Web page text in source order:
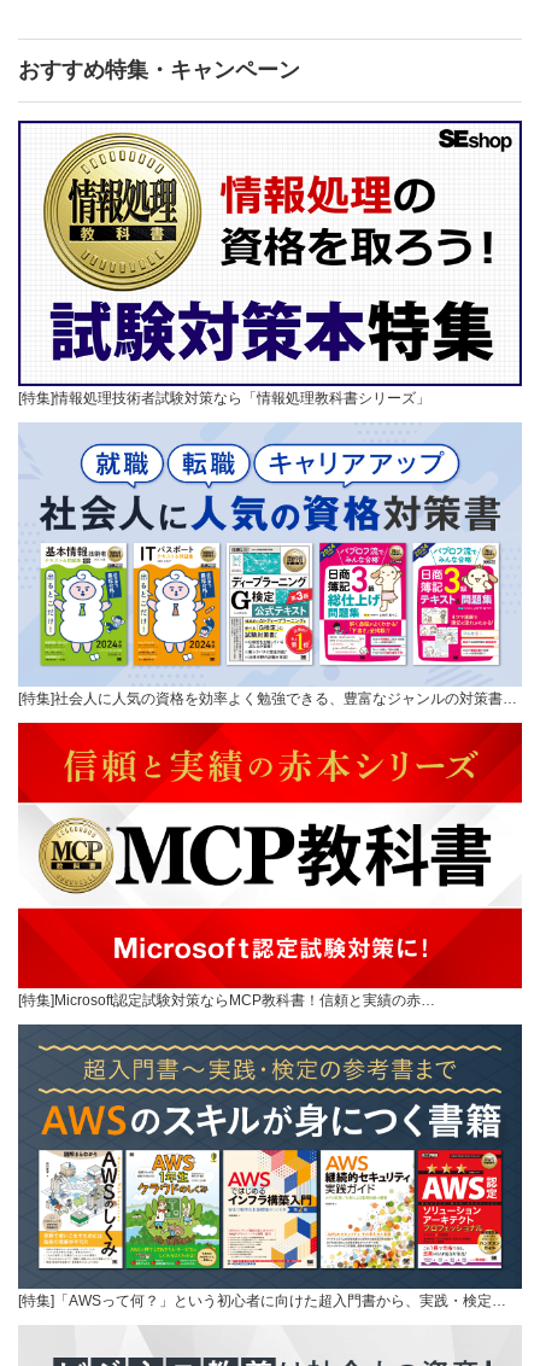
おすすめ特集・キャンペーン
[特集]情報処理技術者試験対策なら「情報処理教科書シリーズ」
[特集]社会人に人気の資格を効率よく勉強できる、豊富なジャンルの対策書…
[特集]Microsoft認定試験対策ならMCP教科書！信頼と実績の赤…
[特集]「AWSって何？」という初心者に向けた超入門書から、実践・検定…